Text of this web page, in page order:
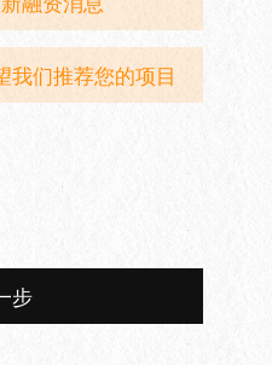
我们推荐您的项目
步